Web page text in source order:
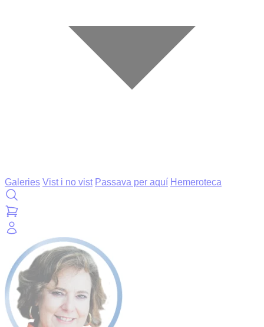
Galeries Vist i no vist Passava per aquí Hemeroteca